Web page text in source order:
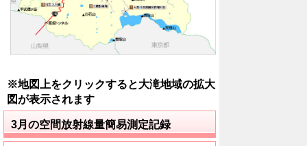
※地図上をクリックすると大滝地域の拡大
図が表示されます
3月の空間放射線量簡易測定記録